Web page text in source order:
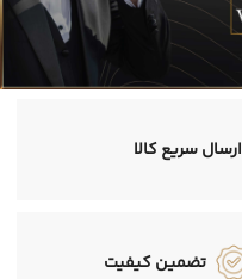
ارسال سریع کالا
تضمین کیفیت